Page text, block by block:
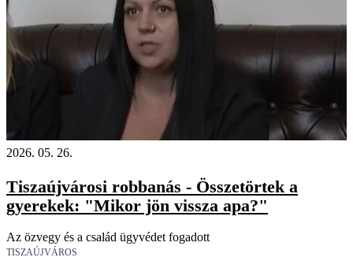
2026. 05. 26.
Tiszaújvárosi robbanás - Összetörtek a
gyerekek: "Mikor jön vissza apa?"
Az özvegy és a család ügyvédet fogadott
TISZAÚJVÁROS